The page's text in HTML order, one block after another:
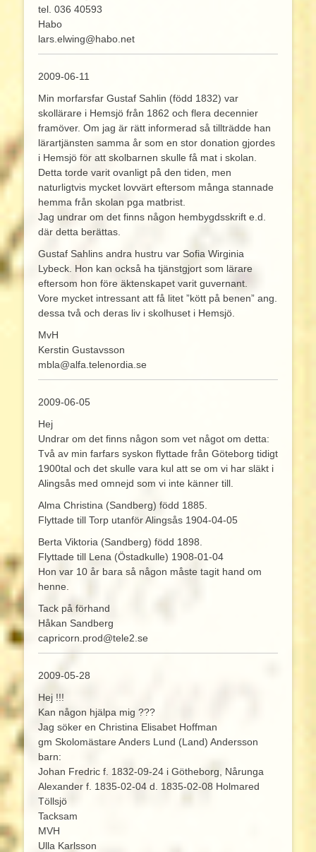
tel. 036 40593
Habo
lars.elwing@habo.net
2009-06-11
Min morfarsfar Gustaf Sahlin (född 1832) var
skollärare i Hemsjö från 1862 och flera decennier
framöver. Om jag är rätt informerad så tillträdde han
lärartjänsten samma år som en stor donation gjordes
i Hemsjö för att skolbarnen skulle få mat i skolan.
Detta torde varit ovanligt på den tiden, men
naturligtvis mycket lovvärt eftersom många stannade
hemma från skolan pga matbrist.
Jag undrar om det finns någon hembygdsskrift e.d.
där detta berättas.
Gustaf Sahlins andra hustru var Sofia Wirginia
Lybeck. Hon kan också ha tjänstgjort som lärare
eftersom hon före äktenskapet varit guvernant.
Vore mycket intressant att få litet ”kött på benen” ang.
dessa två och deras liv i skolhuset i Hemsjö.
MvH
Kerstin Gustavsson
mbla@alfa.telenordia.se
2009-06-05
Hej
Undrar om det finns någon som vet något om detta:
Två av min farfars syskon flyttade från Göteborg tidigt
1900tal och det skulle vara kul att se om vi har släkt i
Alingsås med omnejd som vi inte känner till.
Alma Christina (Sandberg) född 1885.
Flyttade till Torp utanför Alingsås 1904-04-05
Berta Viktoria (Sandberg) född 1898.
Flyttade till Lena (Östadkulle) 1908-01-04
Hon var 10 år bara så någon måste tagit hand om
henne.
Tack på förhand
Håkan Sandberg
capricorn.prod@tele2.se
2009-05-28
Hej !!!
Kan någon hjälpa mig ???
Jag söker en Christina Elisabet Hoffman
gm Skolomästare Anders Lund (Land) Andersson
barn:
Johan Fredric f. 1832-09-24 i Götheborg, Nårunga
Alexander f. 1835-02-04 d. 1835-02-08 Holmared
Töllsjö
Tacksam
MVH
Ulla Karlsson